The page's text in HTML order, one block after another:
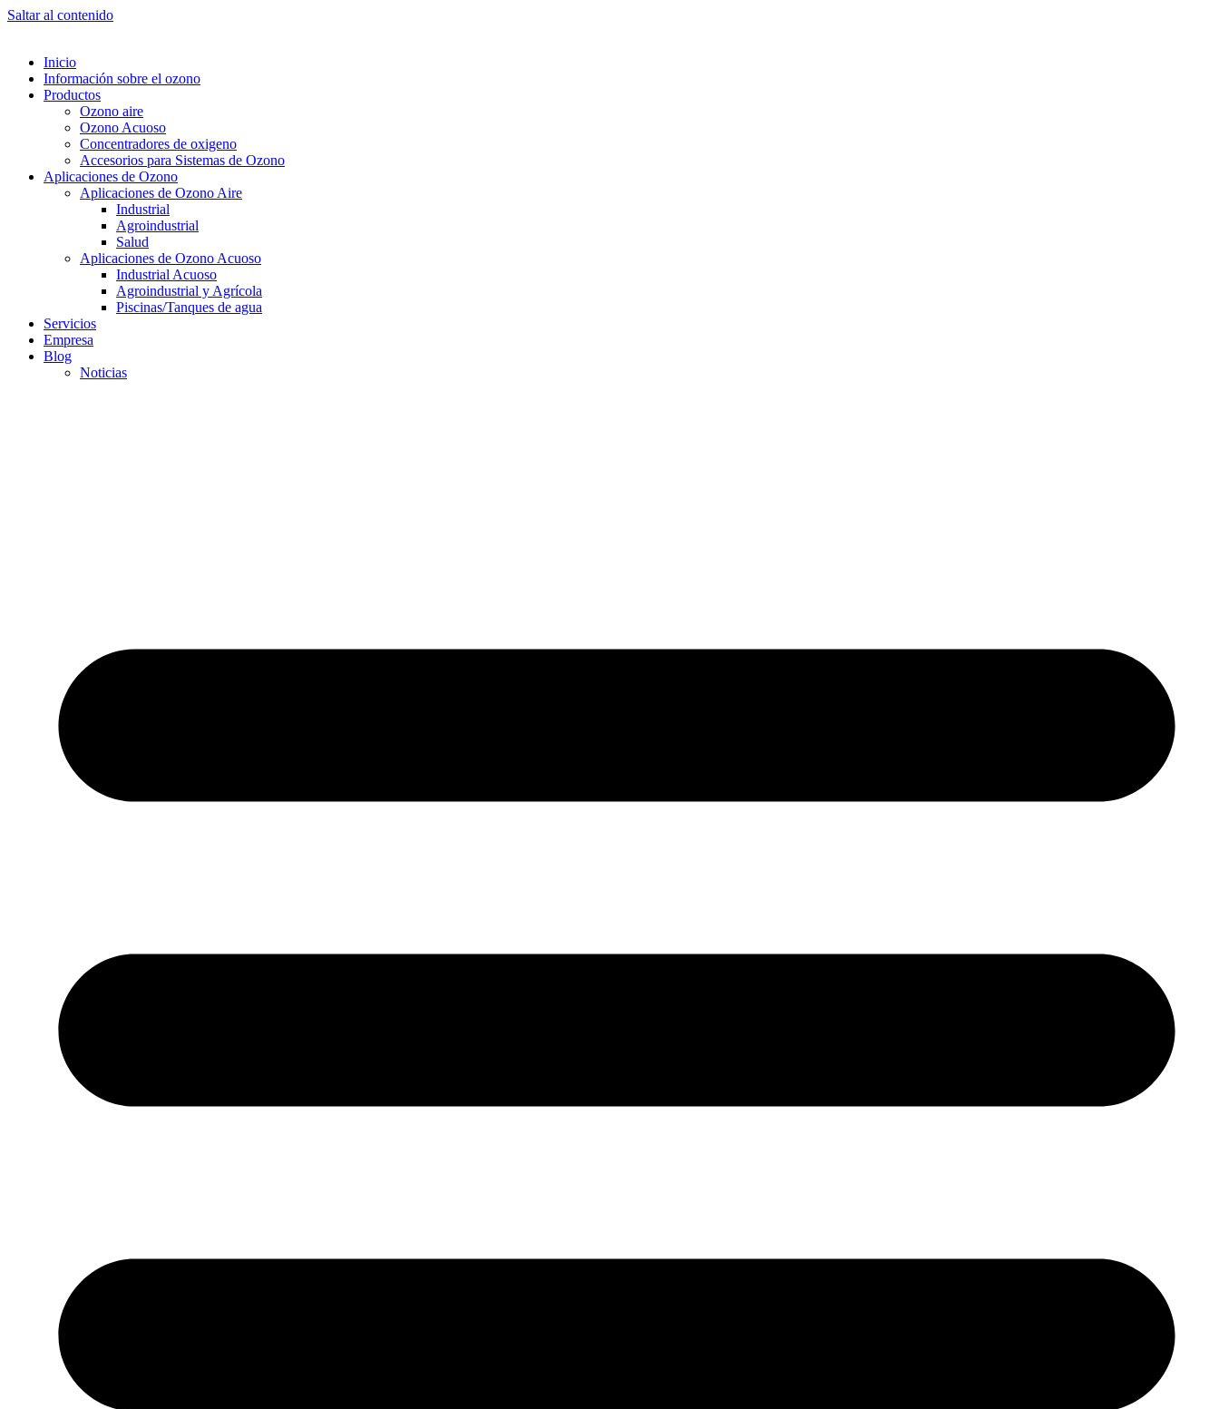
Saltar al contenido
Inicio
Información sobre el ozono
Productos
Ozono aire
Ozono Acuoso
Concentradores de oxigeno
Accesorios para Sistemas de Ozono
Aplicaciones de Ozono
Aplicaciones de Ozono Aire
Industrial
Agroindustrial
Salud
Aplicaciones de Ozono Acuoso
Industrial Acuoso
Agroindustrial y Agrícola
Piscinas/Tanques de agua
Servicios
Empresa
Blog
Noticias